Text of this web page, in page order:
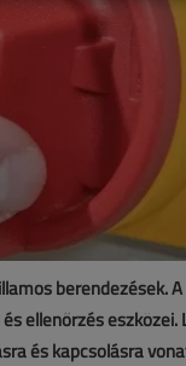
berendezések.
ellenőrzés eszközei.
és kapcsolásra